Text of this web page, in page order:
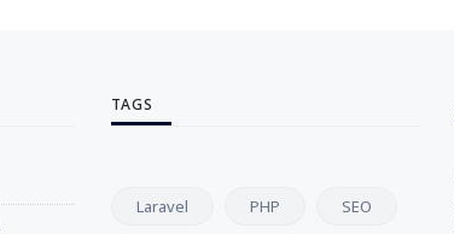
TAGS
Laravel PHP SEO